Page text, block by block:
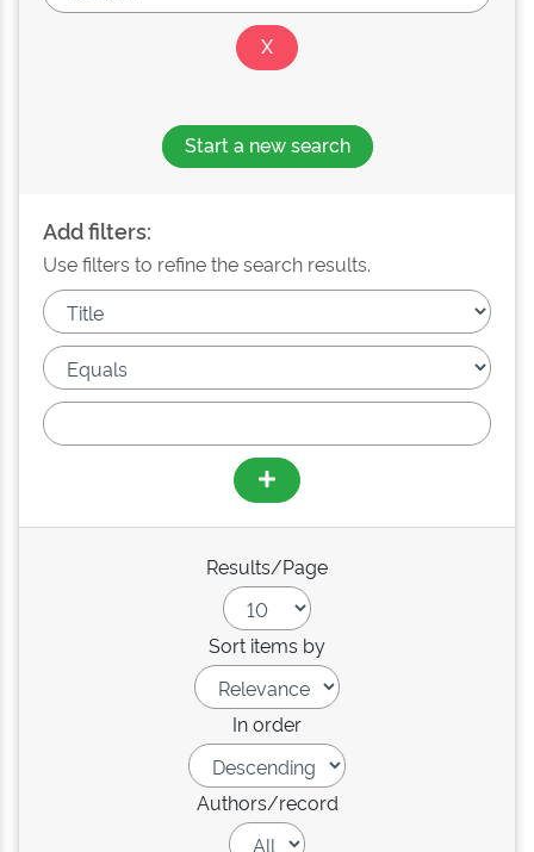
Start a new search
Add filters:
Use filters to refine the search results.
Results/Page
Sort items by
In order
Authors/record